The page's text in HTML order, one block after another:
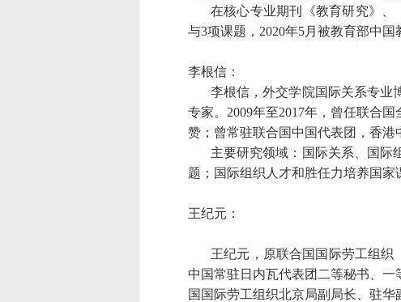
在核心专业期刊《教育研究》、
与3项课题， 2020年5月被教育部中国
李根信：
李根信，外交学院国际关系专业
专家。 2009年至2017年，曾任联合国
赞；曾常驻联合国中国代表团，香港
主要研究领域：国际关系、国际
题；国际组织人才和胜任力培养国家
王纪元：
王纪元，原联合国国际劳工组织
中国常驻日内瓦代表团二等秘书、一
国国际劳工组织北京局副局长、驻